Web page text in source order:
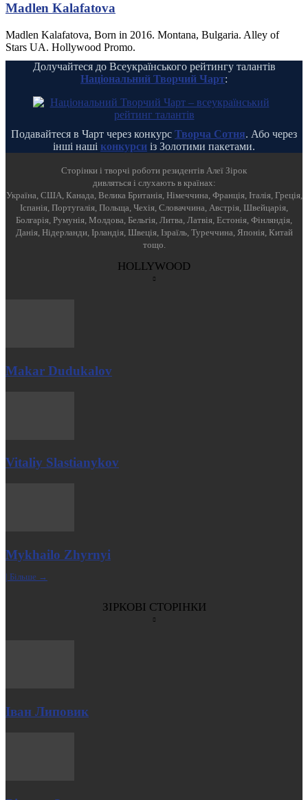
Madlen Kalafatova
Madlen Kalafatova, Born in 2016. Montana, Bulgaria. Alley of
Stars UA. Hollywood Promo.
Долучайтеся до Всеукраїнського рейтингу талантів
Національний Творчий Чарт:
Подавайтеся в Чарт через конкурс Творча Сотня. Або через
інші наші конкурси із Золотими пакетами.
Cторінки і творчі роботи резидентів Алеї Зірок
дивляться і слухають в країнах:
Україна, США, Канада, Велика Британія, Німеччина, Франція, Італія, Греція,
Іспанія, Португалія, Польща, Чехія, Словаччина, Австрія, Швейцарія,
Болгарія, Румунія, Молдова, Бельгія, Литва, Латвія, Естонія, Фінляндія,
Данія, Нідерланди, Ірландія, Швеція, Ізраїль, Туреччина, Японія, Китай
тощо.
HOLLYWOOD
Makar Dudukalov
Vitaliy Slastianykov
Mykhailo Zhyrnyi
| Більше →
ЗІРКОВІ СТОРІНКИ
Іван Липовик